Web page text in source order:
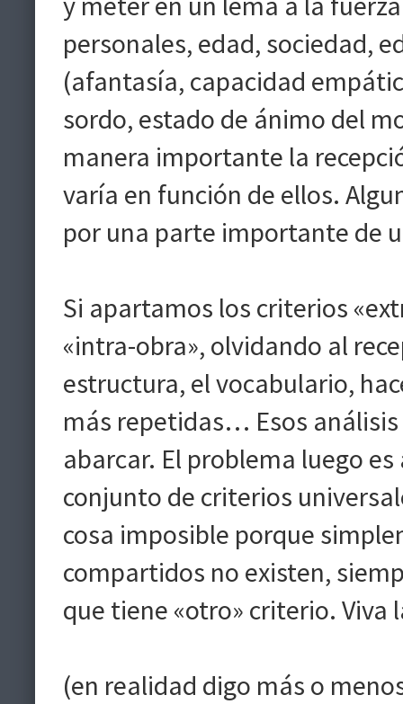
personales, edad, sociedad,
(afantasía, capacidad
sordo, estado de ánimo del
manera importante la
varía en función de ellos.
por una parte importante de
Si apartamos los criterios
«intra-obra», olvidando al
estructura, el vocabulario,
más repetidas… Esos
abarcar. El problema luego
conjunto de criterios
cosa imposible porque
compartidos no existen,
que tiene «otro» criterio. Viva
(en realidad digo más o